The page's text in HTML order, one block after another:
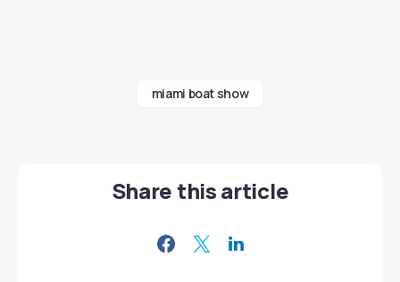
miami boat show
Share this article